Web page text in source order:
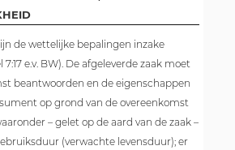
de wettelijke bepalingen inzake
e.v. BW). De afgeleverde zaak moet
beantwoorden en de eigenschappen
op grond van de overeenkomst
– gelet op de aard van de zaak –
(verwachte levensduur); er